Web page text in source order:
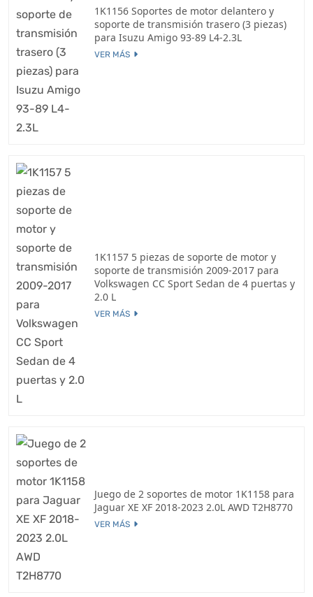
1K1156 Soportes de motor delantero y
soporte de transmisión trasero (3 piezas)
para Isuzu Amigo 93-89 L4-2.3L
VER MÁS
1K1157 5 piezas de soporte de motor y
soporte de transmisión 2009-2017 para
Volkswagen CC Sport Sedan de 4 puertas y
2.0 L
VER MÁS
Juego de 2 soportes de motor 1K1158 para
Jaguar XE XF 2018-2023 2.0L AWD T2H8770
VER MÁS